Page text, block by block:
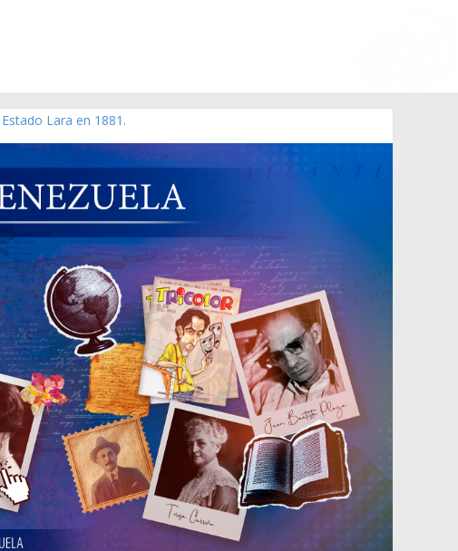
Lara en 1881.
marzo de 2006 N° 38.394